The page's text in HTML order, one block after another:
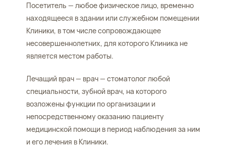
Посетитель — любое физическое лицо, временно
находящееся в здании или служебном помещении
Клиники, в том числе сопровождающее
несовершеннолетних, для которого Клиника не
является местом работы.
Лечащий врач — врач — стоматолог любой
специальности, зубной врач, на которого
возложены функции по организации и
непосредственному оказанию пациенту
медицинской помощи в период наблюдения за ним
и его лечения в Клиники.